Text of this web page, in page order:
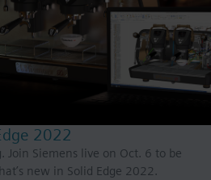
2022
Join Siemens live on Oct. 6 to be
new in Solid Edge 2022.